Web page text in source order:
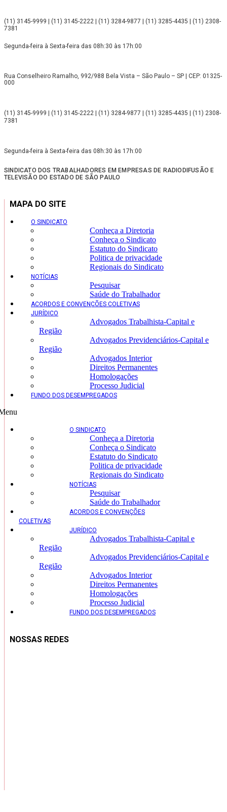
(11) 3145-9999 | (11) 3145-2222 | (11) 3284-9877 | (11) 3285-4435 | (11) 2308-
7381
Segunda-feira à Sexta-feira das 08h:30 às 17h:00
Rua Conselheiro Ramalho, 992/988 Bela Vista – São Paulo – SP | CEP: 01325-
000
(11) 3145-9999 | (11) 3145-2222 | (11) 3284-9877 | (11) 3285-4435 | (11) 2308-
7381
Segunda-feira à Sexta-feira das 08h:30 às 17h:00
SINDICATO DOS TRABALHADORES EM EMPRESAS DE RADIODIFUSÃO E
TELEVISÃO DO ESTADO DE SÃO PAULO
MAPA DO SITE
O SINDICATO
Conheça a Diretoria
Conheça o Sindicato
Estatuto do Sindicato
Politica de privacidade
Regionais do Sindicato
NOTÍCIAS
Pesquisar
Saúde do Trabalhador
ACORDOS E CONVENÇÕES COLETIVAS
JURÍDICO
Advogados Trabalhista-Capital e
Região
Advogados Previdenciários-Capital e
Região
Advogados Interior
Direitos Permanentes
Homologações
Processo Judicial
FUNDO DOS DESEMPREGADOS
O SINDICATO
Conheça a Diretoria
Conheça o Sindicato
Estatuto do Sindicato
Politica de privacidade
Regionais do Sindicato
NOTÍCIAS
Pesquisar
Saúde do Trabalhador
ACORDOS E CONVENÇÕES
COLETIVAS
JURÍDICO
Advogados Trabalhista-Capital e
Região
Advogados Previdenciários-Capital e
Região
Advogados Interior
Direitos Permanentes
Homologações
Processo Judicial
FUNDO DOS DESEMPREGADOS
NOSSAS REDES